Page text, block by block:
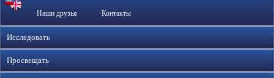
Наши друзья Контакты
Исследовать
Просвещать